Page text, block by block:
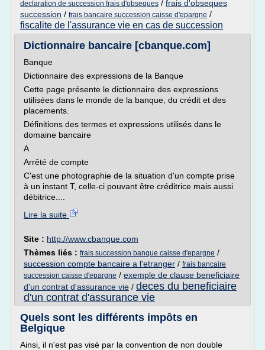
declaration de succession frais d'obseques / frais d'obseques
succession / frais bancaire succession caisse d'epargne /
fiscalite de l'assurance vie en cas de succession
Dictionnaire bancaire [cbanque.com]
Banque
Dictionnaire des expressions de la Banque
Cette page présente le dictionnaire des expressions
utilisées dans le monde de la banque, du crédit et des
placements.
Définitions des termes et expressions utilisés dans le
domaine bancaire
A
Arrêté de compte
C'est une photographie de la situation d'un compte prise
à un instant T, celle-ci pouvant être créditrice mais aussi
débitrice....
Lire la suite
Site : http://www.cbanque.com
Thèmes liés : frais succession banque caisse d'epargne /
succession compte bancaire a l'etranger / frais bancaire
succession caisse d'epargne / exemple de clause beneficiaire
d'un contrat d'assurance vie / deces du beneficiaire
d'un contrat d'assurance vie
Quels sont les différents impôts en
Belgique
Ainsi, il n'est pas visé par la convention de non double